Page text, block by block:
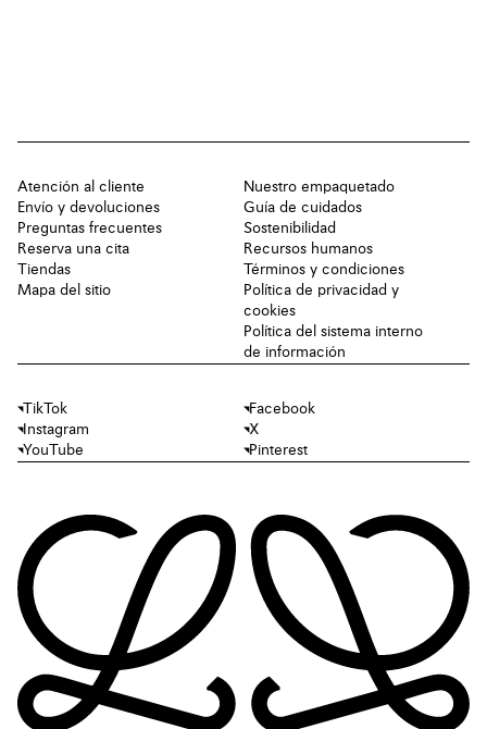
Atención al cliente
Envío y devoluciones
Preguntas frecuentes
Reserva una cita
Tiendas
Mapa del sitio
Nuestro empaquetado
Guía de cuidados
Sostenibilidad
Recursos humanos
Términos y condiciones
Política de privacidad y
cookies
Política del sistema interno
de información
TikTok
Facebook
Instagram
X
YouTube
Pinterest